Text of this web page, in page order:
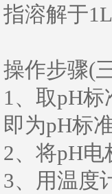
指溶解于
操作步骤(
1、取pH
即为pH标
2、将pH
3、用温度